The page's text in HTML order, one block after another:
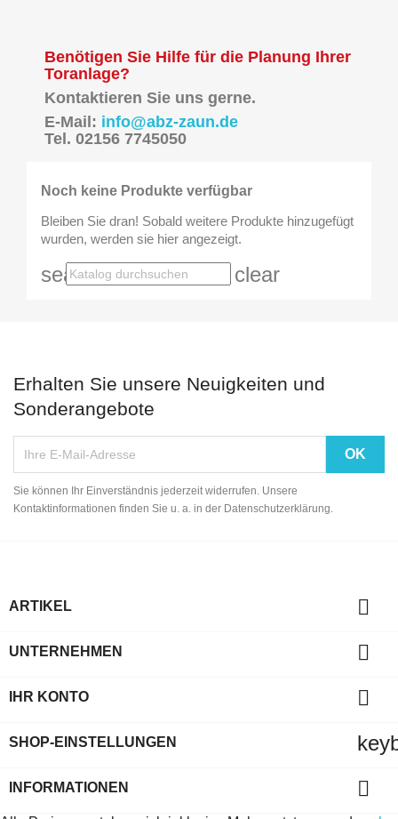
Benötigen Sie Hilfe für die Planung Ihrer
Toranlage?
Kontaktieren Sie uns gerne.
E-Mail: info@abz-zaun.de
Tel. 02156 7745050
Noch keine Produkte verfügbar
Bleiben Sie dran! Sobald weitere Produkte hinzugefügt
wurden, werden sie hier angezeigt.
search clear
Erhalten Sie unsere Neuigkeiten und
Sonderangebote
Sie können Ihr Einverständnis jederzeit widerrufen. Unsere
Kontaktinformationen finden Sie u. a. in der Datenschutzerklärung.
ARTIKEL 
UNTERNEHMEN 
IHR KONTO 
SHOP-EINSTELLUNGEN
INFORMATIONEN 